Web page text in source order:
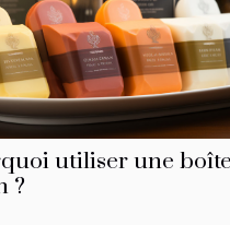
utiliser une
?